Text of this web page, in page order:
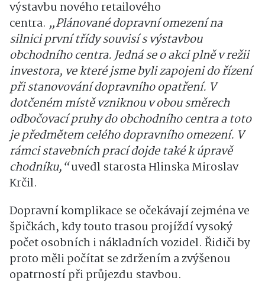
výstavbu nového retailového
centra. „Plánované dopravní omezení na
silnici první třídy souvisí s výstavbou
obchodního centra. Jedná se o akci plně v režii
investora, ve které jsme byli zapojeni do řízení
při stanovování dopravního opatření. V
dotčeném místě vzniknou v obou směrech
odbočovací pruhy do obchodního centra a toto
je předmětem celého dopravního omezení. V
rámci stavebních prací dojde také k úpravě
chodníku,“uvedl starosta HlinskaMiroslav
Krčil.
Dopravní komplikace se očekávají zejména ve
špičkách, kdy touto trasou projíždí vysoký
počet osobních i nákladních vozidel. Řidiči by
proto měli počítat se zdržením a zvýšenou
opatrností při průjezdu stavbou.